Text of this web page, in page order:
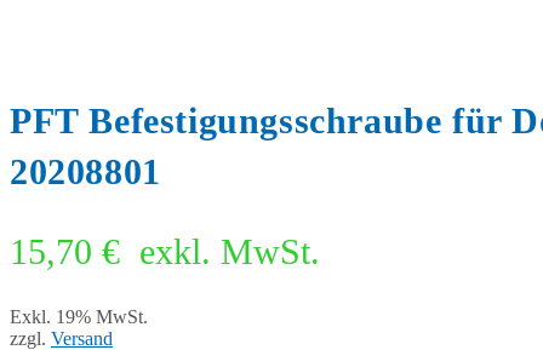
PFT Befestigungsschraube für
20208801
15,70 € exkl. MwSt.
Exkl. 19% MwSt.
zzgl. Versand